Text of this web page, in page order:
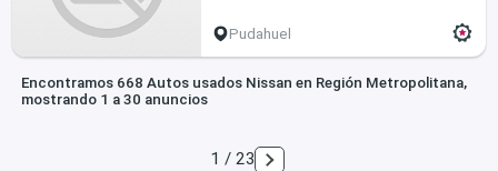
Pudahuel
Encontramos 668 Autos usados Nissan en Región Metropolitana,
mostrando 1 a 30 anuncios
1 / 23